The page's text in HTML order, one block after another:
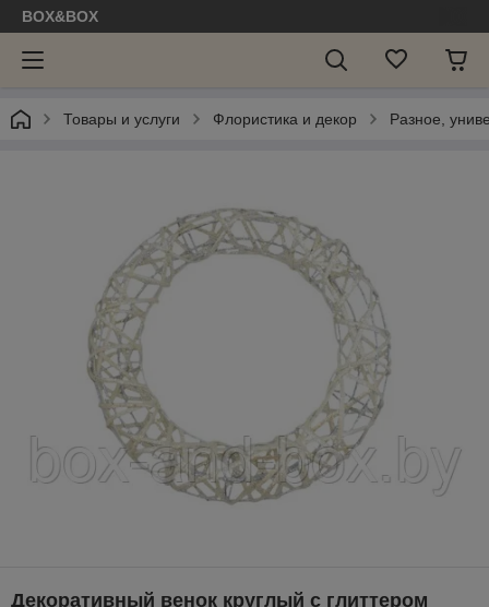
BOX&BOX
Товары и услуги Флористика и декор Разное,
Декоративный венок круглый с глиттером